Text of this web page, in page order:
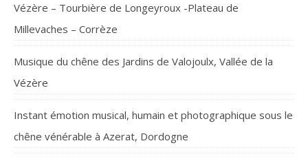
Vézère – Tourbière de Longeyroux -Plateau de
Millevaches – Corrèze
Musique du chêne des Jardins de Valojoulx, Vallée de la
Vézère
Instant émotion musical, humain et photographique sous le
chêne vénérable à Azerat, Dordogne